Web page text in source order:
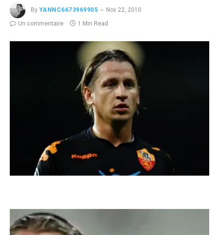
By YANNC6673969905
Nov 22, 2010
Un commentaire
1 Min Read